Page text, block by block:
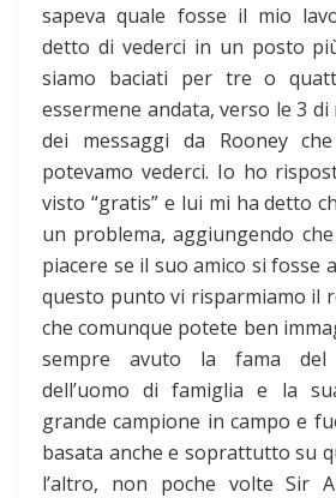
sapeva quale fosse il mio
detto di vederci in un posto
siamo baciati per tre o
essermene andata, verso le 3
dei messaggi da Rooney
potevamo vederci. Io ho
visto “gratis” e lui mi ha detto
un problema, aggiungendo
piacere se il suo amico si fosse
questo punto vi risparmiamo il
che comunque potete ben
sempre avuto la fama del
dell’uomo di famiglia e la
grande campione in campo e
basata anche e soprattutto su
l’altro, non poche volte Sir